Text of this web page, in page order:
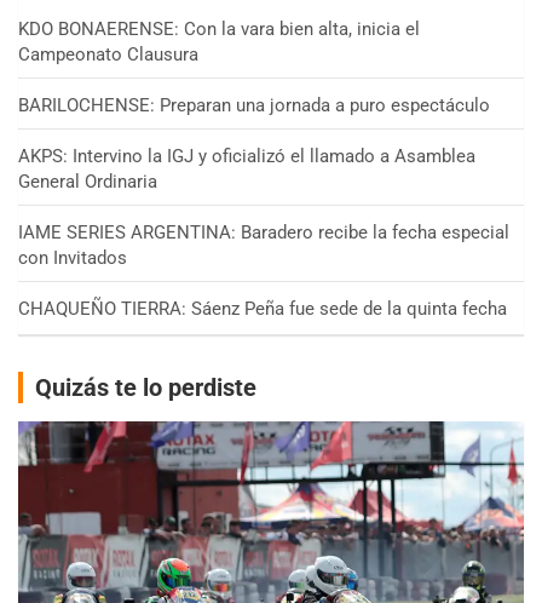
KDO BONAERENSE: Con la vara bien alta, inicia el
Campeonato Clausura
BARILOCHENSE: Preparan una jornada a puro espectáculo
AKPS: Intervino la IGJ y oficializó el llamado a Asamblea
General Ordinaria
IAME SERIES ARGENTINA: Baradero recibe la fecha especial
con Invitados
CHAQUEÑO TIERRA: Sáenz Peña fue sede de la quinta fecha
Quizás te lo perdiste